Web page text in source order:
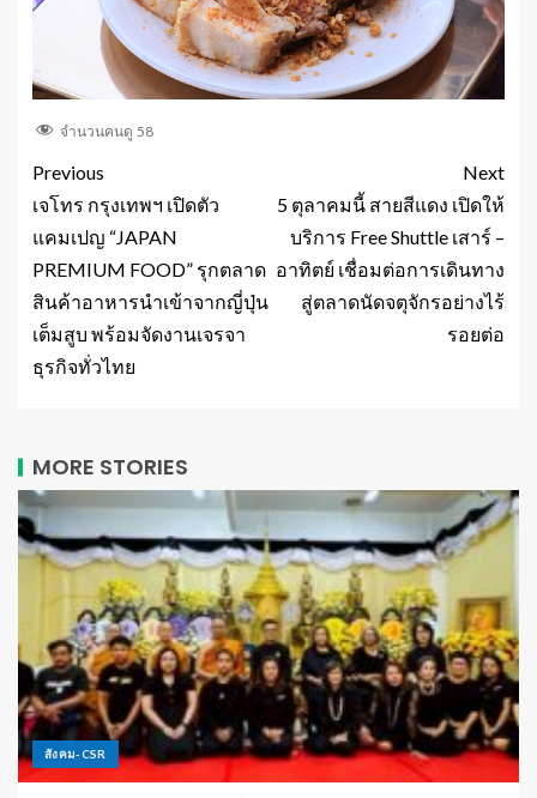
จำนวนคนดู 58
Previous
เจโทร กรุงเทพฯ เปิดตัว
แคมเปญ “JAPAN
PREMIUM FOOD” รุกตลาด
สินค้าอาหารนำเข้าจากญี่ปุ่น
เต็มสูบ พร้อมจัดงานเจรจา
ธุรกิจทั่วไทย
Next
5 ตุลาคมนี้ สายสีแดง เปิดให้
บริการ Free Shuttle เสาร์ –
อาทิตย์ เชื่อมต่อการเดินทาง
สู่ตลาดนัดจตุจักรอย่างไร้
รอยต่อ
MORE STORIES
สังคม-CSR